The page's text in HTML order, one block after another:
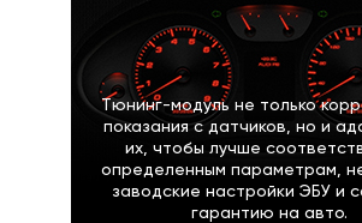
Тюнинг-модуль не только
показания с датчиков, но и
их, чтобы лучше
определенным параметрам,
заводские настройки ЭБУ и
гарантию на авто.